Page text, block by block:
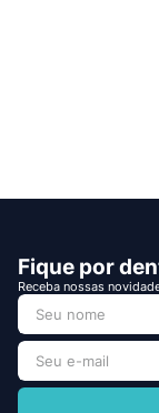
Fique por
Receba nossas